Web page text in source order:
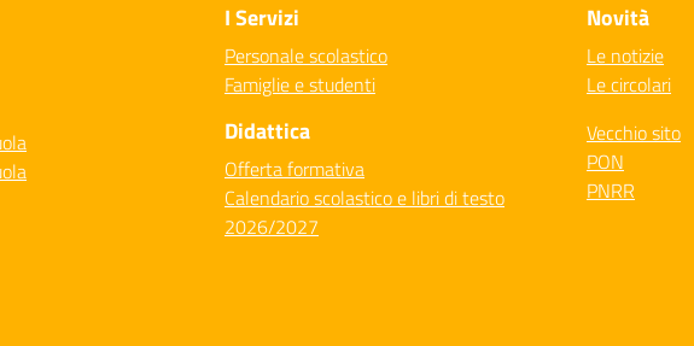
I Servizi
Personale scolastico
Famiglie e studenti
Didattica
Offerta formativa
Calendario scolastico e libri di testo
2026/2027
Novità
Le notizie
Le circolari
Vecchio sito
PON
PNRR